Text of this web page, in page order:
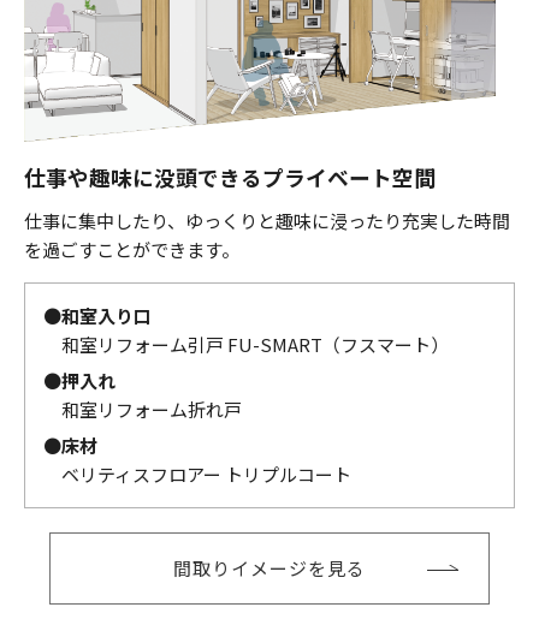
仕事や趣味に没頭できるプライベート空間
仕事に集中したり、ゆっくりと趣味に浸ったり充実した時間
を過ごすことができます。
●和室入り口
和室リフォーム引戸 FU-SMART（フスマート）
●押入れ
和室リフォーム折れ戸
●床材
ベリティスフロアー トリプルコート
間取りイメージを見る